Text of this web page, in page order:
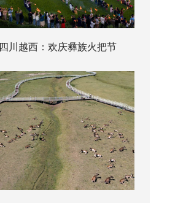
四川越西：欢庆彝族火把节